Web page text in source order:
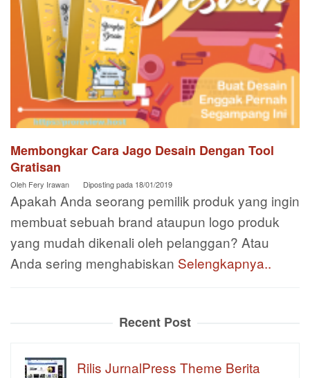
Membongkar Cara Jago Desain Dengan Tool
Gratisan
Oleh Fery Irawan Diposting pada 18/01/2019
Apakah Anda seorang pemilik produk yang ingin
membuat sebuah brand ataupun logo produk
yang mudah dikenali oleh pelanggan? Atau
Anda sering menghabiskan Selengkapnya..
Recent Post
Rilis JurnalPress Theme Berita